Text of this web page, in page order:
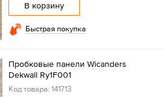
В корзину
Быстрая покупка
Пробковые панели Wicanders
Dekwall Ry1F001
Код товара: 141713